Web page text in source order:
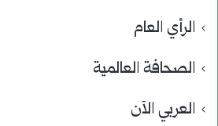
الرأي العام
الصحافة العالمية
العربي الآن